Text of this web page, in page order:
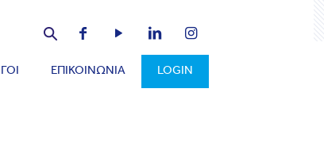
ΕΠΙΚΟΙΝΩΝΙΑ LOGIN